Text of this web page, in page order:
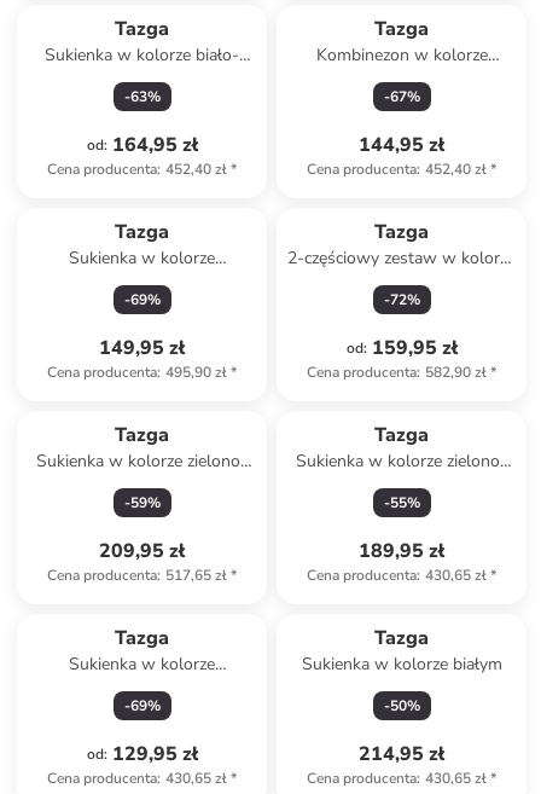
Tazga
Sukienka w kolorze biało-
niebieskim
-63%
od: 164,95 zł
Cena producenta: 452,40 zł*
Tazga
Kombinezon w kolorze
brzoskwiniowym
-67%
144,95 zł
Cena producenta: 452,40 zł*
Tazga
Sukienka w kolorze
granatowo-białym
-69%
149,95 zł
Cena producenta: 495,90 zł*
Tazga
2-częściowy zestaw w kolorze
czerwono-beżowym
-72%
od: 159,95 zł
Cena producenta: 582,90 zł*
Tazga
Sukienka w kolorze zielono-
białym
-59%
209,95 zł
Cena producenta: 517,65 zł*
Tazga
Sukienka w kolorze zielono-
błękitnym
-55%
189,95 zł
Cena producenta: 430,65 zł*
Tazga
Sukienka w kolorze
lawendowo-pomarańczowo-
zielonym
-69%
od: 129,95 zł
Cena producenta: 430,65 zł*
Tazga
Sukienka w kolorze białym
-50%
214,95 zł
Cena producenta: 430,65 zł*